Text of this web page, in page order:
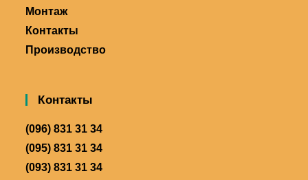
Монтаж
Контакты
Производство
Контакты
(096) 831 31 34
(095) 831 31 34
(093) 831 31 34